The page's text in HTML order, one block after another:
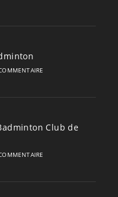
Club de